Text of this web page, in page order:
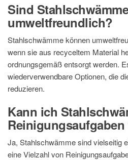
Sind
umweltfreundlich?
Stahlschwämme können
wenn sie aus recyceltem Material
ordnungsgemäß entsorgt werden.
wiederverwendbare Optionen, die
reduzieren.
Kann ich
Ja, Stahlschwämme sind vielseitig
eine Vielzahl von